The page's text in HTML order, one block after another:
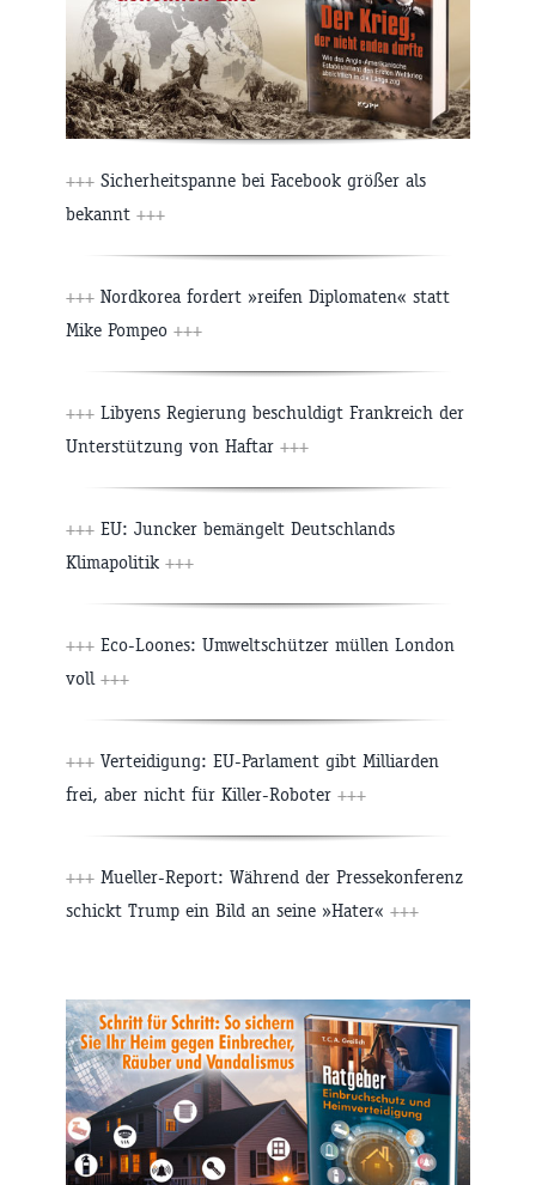
+++ Sicherheitspanne bei Facebook größer als
bekannt +++
+++ Nordkorea fordert »reifen Diplomaten« statt
Mike Pompeo +++
+++ Libyens Regierung beschuldigt Frankreich der
Unterstützung von Haftar +++
+++ EU: Juncker bemängelt Deutschlands
Klimapolitik +++
+++ Eco-Loones: Umweltschützer müllen London
voll +++
+++ Verteidigung: EU-Parlament gibt Milliarden
frei, aber nicht für Killer-Roboter +++
+++ Mueller-Report: Während der Pressekonferenz
schickt Trump ein Bild an seine »Hater« +++